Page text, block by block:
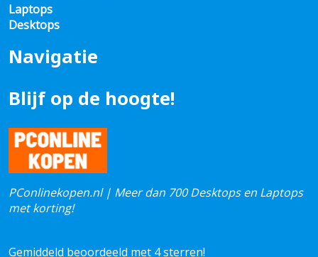
Laptops
Desktops
Navigatie
Blijf op de hoogte!
PConlinekopen.nl | Meer dan 700 Desktops en Laptops
met korting!
Gemiddeld beoordeeld met 4 sterren!